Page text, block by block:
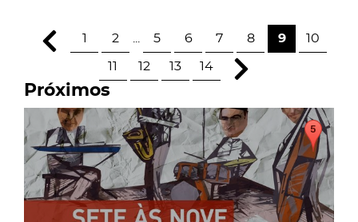
1 2 5 6 7 8 9 10
11 12 13 14
Próximos